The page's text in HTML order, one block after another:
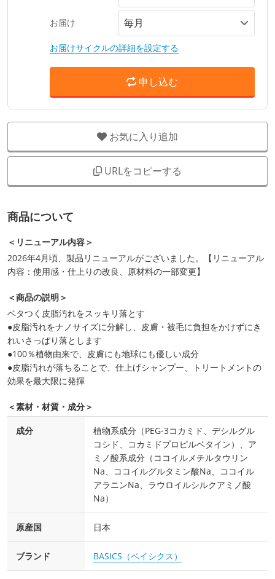
お届け
お届けサイクルの詳細を設定する
申し込む
お気に入り追加
URLをコピーする
商品について
＜リニューアル内容＞
2026年4月頃、製品リニューアルがございました。【リニューアル
内容：使用感・仕上りの改良、原材料の一部変更】
＜商品の説明＞
ベタつく皮脂汚れをスッキリ落とす
●皮脂汚れをナノサイズに分解し、皮膚・被毛に負担をかけずにき
れいさっぱり落とします
●100％植物由来で、皮膚にも地球にも優しい成分
●皮脂汚れが落ちることで、仕上げシャンプー、トリートメントの
効果を最大限に発揮
＜素材・材質・成分＞
成分
植物系成分（PEG-3コカミド、デシルグル
コシド、コカミドプロピルベタイン）、ア
ミノ酸系成分（ココイルメチルタウリン
Na、ココイルグルタミン酸Na、ココイル
アラニンNa、ラウロイルシルクアミノ酸
Na）
原産国 日本
ブランド BASICS（ベイシクス）